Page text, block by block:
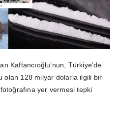
Kaftancıoğlu’nun, Türkiye’de
olan 128 milyar dolarla ilgili bir
yer vermesi tepki